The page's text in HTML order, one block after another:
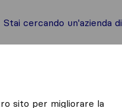
Stai cercando un'azienda di
sito per migliorare la